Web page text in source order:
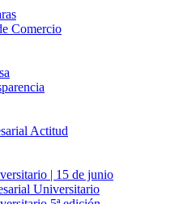
Comercio
Actitud
| 15 de junio
Universitario